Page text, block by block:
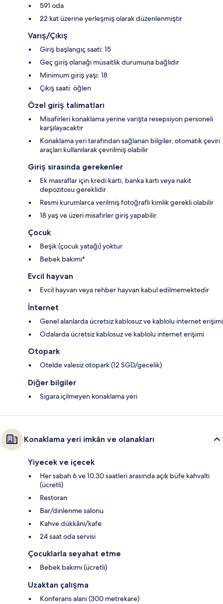
591 oda
22 kat üzerine yerleşmiş olarak düzenlenmiştir
Varış/Çıkış
Giriş başlangıç saati: 15
Geç giriş olanağı müsaitlik durumuna bağlıdır
Minimum giriş yaşı: 18
Çıkış saati: öğlen
Özel giriş talimatları
Misafirleri konaklama yerine varışta resepsiyon personeli
karşılayacaktır
Konaklama yeri tarafından sağlanan bilgiler, otomatik çeviri
araçları kullanılarak çevrilmiş olabilir
Giriş sırasında gerekenler
Ek masraflar için kredi kartı, banka kartı veya nakit
depozitosu gereklidir
Resmi kurumlarca verilmiş fotoğraflı kimlik gerekli olabilir
18 yaş ve üzeri misafirler giriş yapabilir.
Çocuk
Beşik (çocuk yatağı) yoktur
Bebek bakımı*
Evcil hayvan
Evcil hayvan veya rehber hayvan kabul edilmemektedir
İnternet
Genel alanlarda ücretsiz kablosuz ve kablolu internet erişimi
Odalarda ücretsiz kablosuz ve kablolu internet erişimi
Otopark
Otelde valesiz otopark (12 SGD/gecelik)
Diğer bilgiler
Sigara içilmeyen konaklama yeri
Konaklama yeri imkân ve olanakları
Yiyecek ve içecek
Her sabah 6 ve 10.30 saatleri arasında açık büfe kahvaltı
(ücretli)
Restoran
Bar/dinlenme salonu
Kahve dükkânı/kafe
24 saat oda servisi
Çocuklarla seyahat etme
Bebek bakımı (ücretli)
Uzaktan çalışma
Konferans alanı (300 metrekare)